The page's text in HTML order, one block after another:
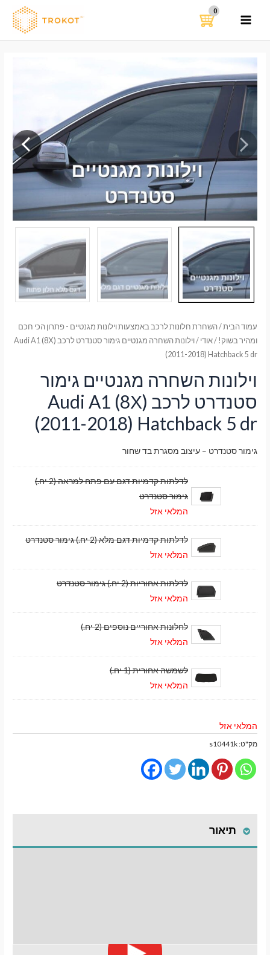
MAIN
עמוד הבית/השחרת חלונות לרכב באמצעות וילונות מגנטיים - פתרון הכי חכם
ומהיר בשוק! /אודי
/ וילונות השחרה מגנטיים גימור סטנדרט לרכב Audi A1 (8Х)
(2011-2018) Hatchback 5 dr
וילונות השחרה מגנטיים גימור
סטנדרט לרכב Audi A1 (8Х)
(2011-2018) Hatchback 5 dr
גימור סטנדרט – עיצוב מסגרת בד שחור
לדלתות קדמיות דגם עם פתח למראה (2 יח.)
גימור סטנדרט
המלאי אזל
לדלתות קדמיות דגם מלא (2 יח.) גימור סטנדרט
המלאי אזל
לדלתות אחוריות (2 יח.) גימור סטנדרט
המלאי אזל
לחלונות אחוריים נוספים (2 יח.)
המלאי אזל
לשמשה אחורית (1 יח.)
המלאי אזל
המלאי אזל
מק"ט:s10441k
תיאור
מעבר לסל הקניות